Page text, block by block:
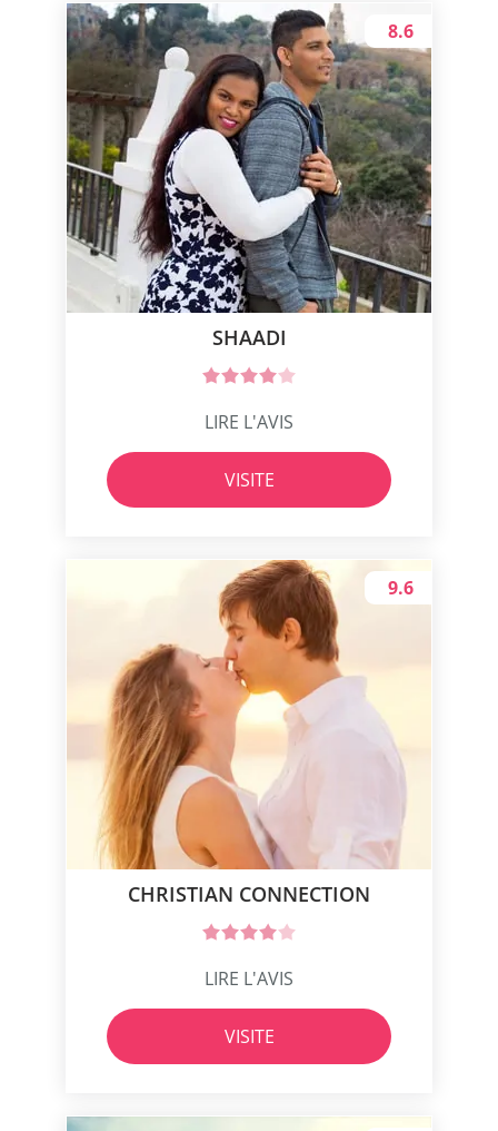
SHAADI
8.6
LIRE L'AVIS
VISITE
CHRISTIAN CONNECTION
9.6
LIRE L'AVIS
VISITE